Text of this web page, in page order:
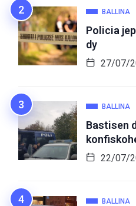
BALLINA
Policia
dy
27/07/
BALLINA
Bastisen
22/07/
BALLINA